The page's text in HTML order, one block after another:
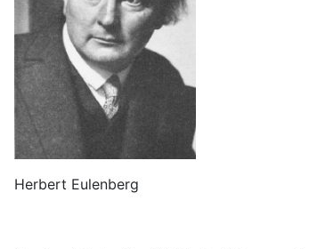
Herbert Eulenberg